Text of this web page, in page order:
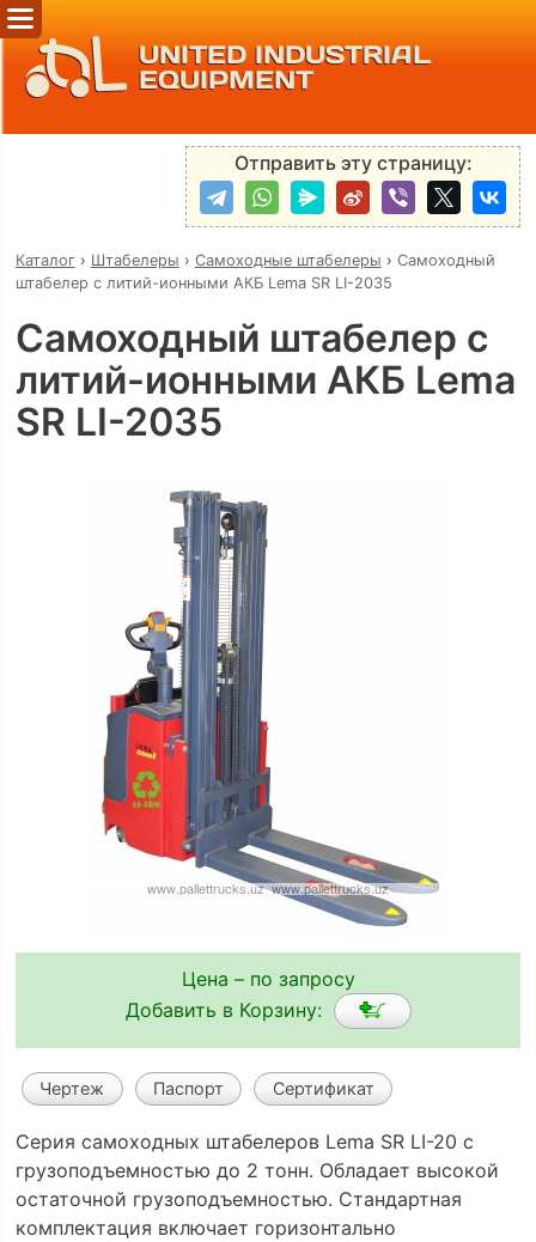
UNITED INDUSTRIAL
EQUIPMENT
Отправить эту страницу:
Каталог› Штабелеры › Самоходные штабелеры › Самоходный
штабелер с литий-ионными АКБ Lema SR LI-2035
Самоходный штабелер с
литий-ионными АКБ Lema
SR LI-2035
Цена – по запросу
Добавить в Корзину:
Чертеж Паспорт Сертификат
Серия самоходных штабелеров Lema SR LI-20 с
грузоподъемностью до 2 тонн. Обладает высокой
остаточной грузоподъемностью. Стандартная
комплектация включает горизонтально